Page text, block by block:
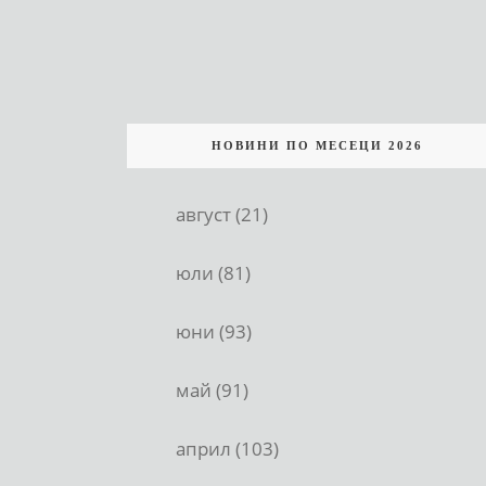
НОВИНИ ПО МЕСЕЦИ 2026
август (21)
юли (81)
юни (93)
май (91)
април (103)